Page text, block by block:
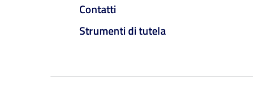
Contatti
Strumenti di tutela